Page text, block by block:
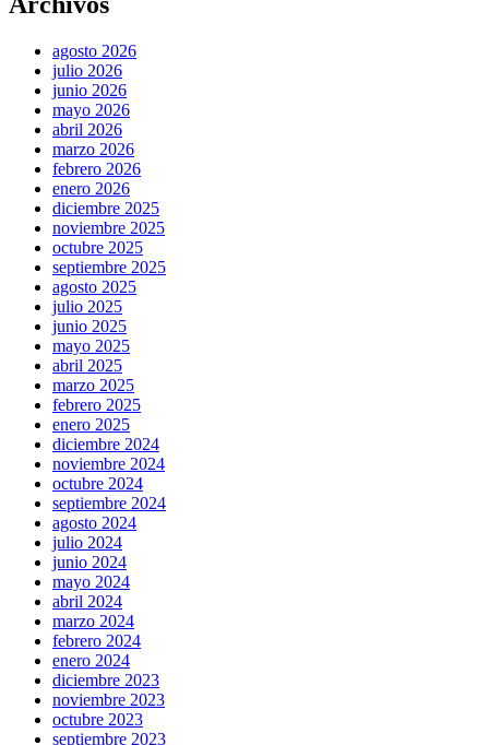
agosto 2026
julio 2026
junio 2026
mayo 2026
abril 2026
marzo 2026
febrero 2026
enero 2026
diciembre 2025
noviembre 2025
octubre 2025
septiembre 2025
agosto 2025
julio 2025
junio 2025
mayo 2025
abril 2025
marzo 2025
febrero 2025
enero 2025
diciembre 2024
noviembre 2024
octubre 2024
septiembre 2024
agosto 2024
julio 2024
junio 2024
mayo 2024
abril 2024
marzo 2024
febrero 2024
enero 2024
diciembre 2023
noviembre 2023
octubre 2023
septiembre 2023